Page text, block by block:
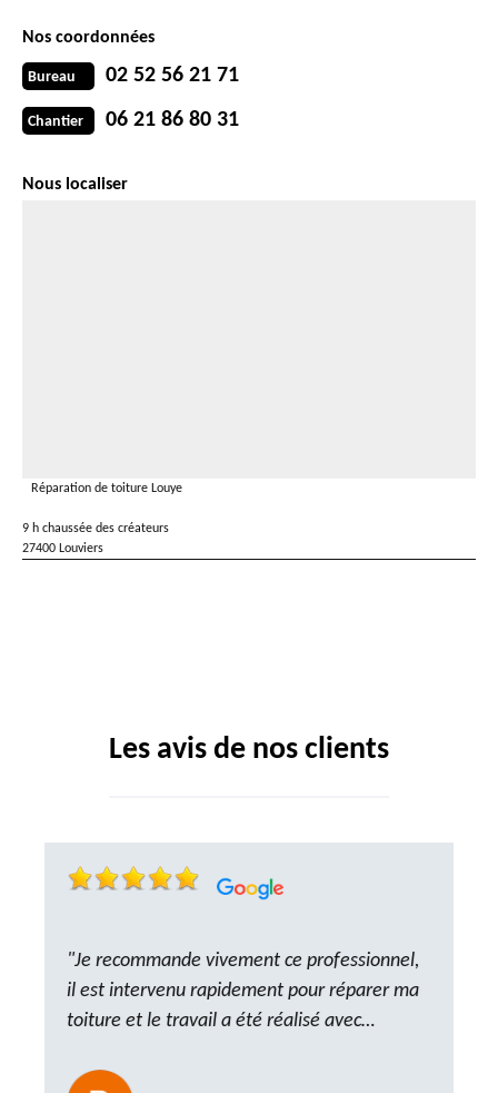
Nos coordonnées
Bureau 02 52 56 21 71
Chantier 06 21 86 80 31
Nous localiser
Réparation de toiture Louye
9 h chaussée des créateurs
27400 Louviers
Les avis de nos clients
"Je recommande vivement ce professionnel,
il est intervenu rapidement pour réparer ma
toiture et le travail a été réalisé avec
ponctuel et à l’écoute, le résultat est